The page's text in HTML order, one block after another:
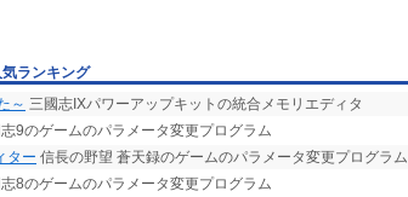
気ランキング
～ 三國志IXパワーアップキットの統合メモリエディタ
9のゲームのパラメータ変更プログラム
ター 信長の野望 蒼天録のゲームのパラメータ変更プログラム
8のゲームのパラメータ変更プログラム